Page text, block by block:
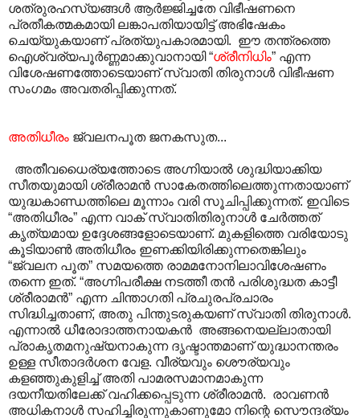
ശത്രുരഹസ്യങ്ങൾ ആർജ്ജിച്ചതേ വിഭീഷണനെ
പ്രതീകത്മകമായി ലങ്കാപതിയായിട്ട് അഭിഷേകം
ചെയ്യുകയാണ് പ്രത്യുപകാരമായി. ഈ തന്ത്രത്തെ
ഐശ്വര്യപൂർണ്ണമാക്കുവാനായി “ശ്രീനിധിം” എന്ന
വിശേഷണത്തോടെയാണ് സ്വാതി തിരുനാൾ വിഭീഷണ
സംഗമം അവതരിപ്പിക്കുന്നത്.
അതിധീരം ജ്വലനപൂത ജനകസുത...
അതീവധൈര്യത്തോടെ അഗ്നിയാൽ ശുദ്ധിയാക്കിയ
സീതയുമായി ശ്രീരാമൻ സാകേതത്തിലെത്തുന്നതായാണ്
യുദ്ധകാണ്ഡത്തിലെ മൂന്നാം വരി സൂചിപ്പിക്കുന്നത്. ഇവിടെ
“അതിധീരം” എന്ന വാക് സ്വാതിതിരുനാൾ ചേർത്തത്
കൃത്യമായ ഉദ്ദേശങ്ങളോടെയാണ്. മുകളിത്തെ വരിയോടു
കൂടിയാൺ അതിധീരം ഇണക്കിയിരിക്കുന്നതെങ്കിലും
“ജ്വലന പൂത” സമയത്തെ രാമമനോനിലാവിശേഷണം
തന്നെ ഇത്. “അഗ്നിപരീക്ഷ നടത്തീ തൻ പരിശുദ്ധത കാട്ടീ
ശ്രീരാമൻ” എന്ന ചിന്താഗതി പ്രചുരപ്രചാരം
സിദ്ധിച്ചതാണ്, അതു പിന്തുടരുകയണ് സ്വാതി തിരുനാൾ.
എന്നാൽ ധീരോദാത്തനായകൻ അങ്ങനെയല്ലാതായി
പ്രാകൃതമനുഷ്യനാകുന്ന ദൃഷ്ടാന്തമാണ് യുദ്ധാനന്തരം
ഉള്ള സീതാദർശന വേള. വീര്യവും ശൌര്യവും
കളഞ്ഞുകുളിച്ച് അതി പാമരസമാനമാകുന്ന
ദയനീയതിലേക്ക് വഹിക്കപ്പെടുന്ന ശ്രീരാമൻ. രാവണൻ
അധികനാൾ സഹിച്ചിരുന്നുകാണുമോ നിന്റെ സൌന്ദര്യം